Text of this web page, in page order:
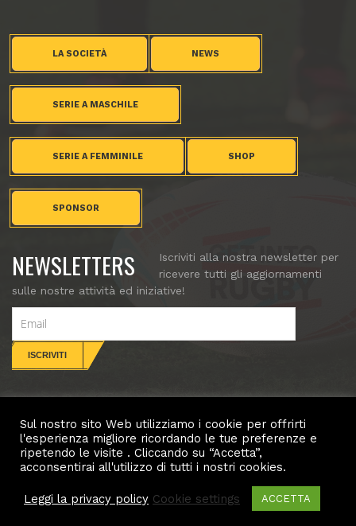
LA SOCIETÀ NEWS
SERIE A MASCHILE
SERIE A FEMMINILE SHOP
SPONSOR
NEWSLETTERS
Iscriviti alla nostra newsletter per
ricevere tutti gli aggiornamenti
sulle nostre attività ed iniziative!
CONTATTI
Copyright (c) Villorba Rugby. All rights reserved.
Sul nostro sito Web utilizziamo i cookie per offrirti
l'esperienza migliore ricordando le tue preferenze e
ripetendo le visite . Cliccando su “Accetta”,
acconsentirai all'utilizzo di tutti i nostri cookies.
Leggi la privacy policy Cookie settings ACCETTA